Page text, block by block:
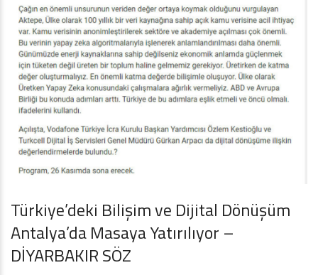
Türkiye’deki Bilişim ve Dijital Dönüşüm
Antalya’da Masaya Yatırılıyor –
DİYARBAKIR SÖZ